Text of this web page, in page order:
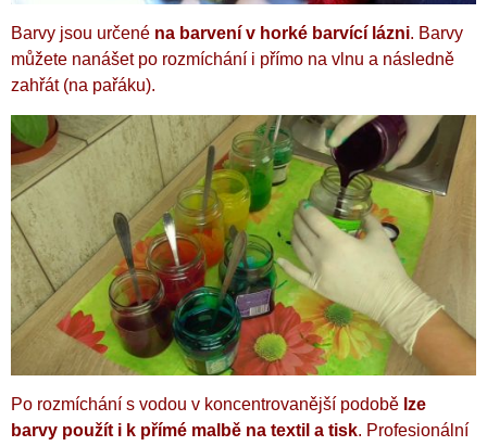
Barvy jsou určené na barvení v horké barvící lázni. Barvy
můžete nanášet po rozmíchání i přímo na vlnu a následně
zahřát (na pařáku).
Po rozmíchání s vodou v koncentrovanější podobě lze
barvy použít i k přímé malbě na textil a tisk. Profesionální